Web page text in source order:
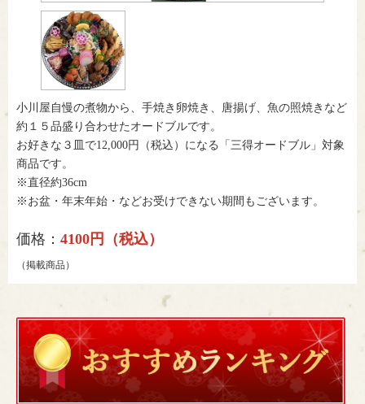
小川屋自慢の煮物から、手焼き卵焼き、唐揚げ、魚の照焼きなど
約１５品盛り合わせたオードブルです。
お好きな３皿で12,000円（税込）になる「三得オードブル」対象
商品です。
※直径約36cm
※お盆・年末年始・などお受けできない期間もございます。
価格： 4100円（税込）
（掲載商品）